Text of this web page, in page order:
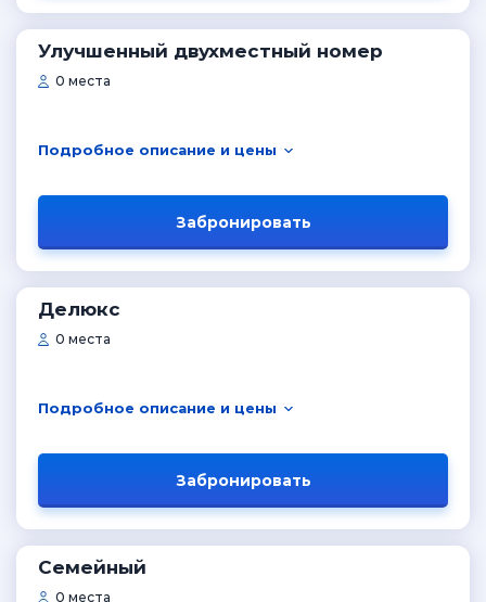
Улучшенный двухместный номер
0 места
Подробное описание и цены
Забронировать
Делюкс
0 места
Подробное описание и цены
Забронировать
Семейный
0 места